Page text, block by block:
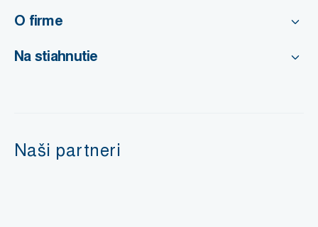
O firme
Na stiahnutie
Naši partneri